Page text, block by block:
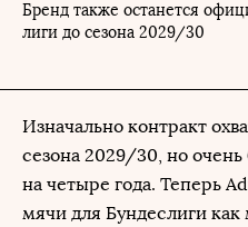
Бренд также останется
лиги до сезона 2029/30
Изначально контракт
сезона 2029/30, но
на четыре года. Теперь
мячи для Бундеслиги